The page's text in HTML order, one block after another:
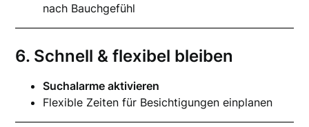
nach Bauchgefühl
6. Schnell & flexibel bleiben
Suchalarme aktivieren
Flexible Zeiten für Besichtigungen einplanen